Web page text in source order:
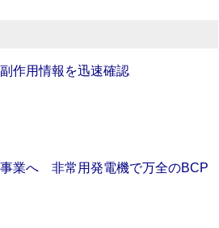
作用情報を迅速確認
事業へ 非常用発電機で万全のBCP